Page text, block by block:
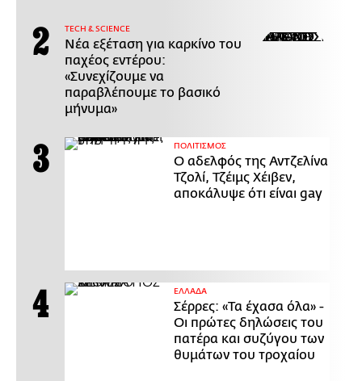
ΤECH & SCIENCE
Νέα εξέταση για καρκίνο του
παχέος εντέρου:
«Συνεχίζουμε να
παραβλέπουμε το βασικό
μήνυμα»
ΠΟΛΙΤΙΣΜΟΣ
Ο αδελφός της Αντζελίνα
Τζολί, Τζέιμς Χέιβεν,
αποκάλυψε ότι είναι gay
ΕΛΛΑΔΑ
Σέρρες: «Τα έχασα όλα» -
Οι πρώτες δηλώσεις του
πατέρα και συζύγου των
θυμάτων του τροχαίου